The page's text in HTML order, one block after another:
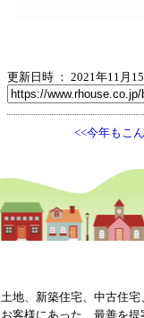
更新日時 ： 2021年11月15
<<今年もこ
土地、新築住宅、中古住